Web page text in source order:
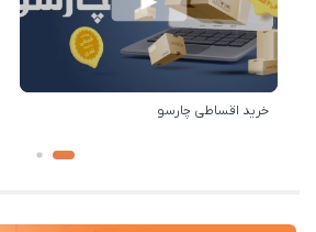
خرید اقساطی چارسو